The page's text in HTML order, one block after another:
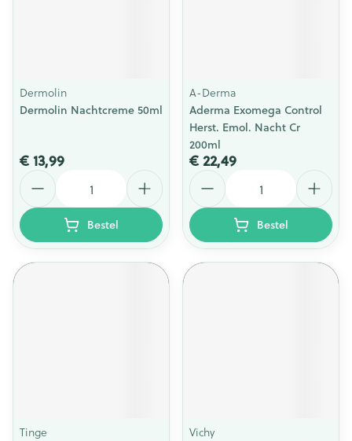
Dermolin
Dermolin Nachtcreme 50ml
€ 13,99
Bestel
A-Derma
Aderma Exomega Control
Herst. Emol. Nacht Cr
200ml
€ 22,49
Aantal
Bestel
Tinge Vichy